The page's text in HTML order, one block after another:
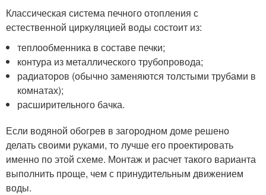
Классическая система печного отопления с
естественной циркуляцией воды состоит из:
теплообменника в составе печки;
контура из металлического трубопровода;
радиаторов (обычно заменяются толстыми трубами в
комнатах);
расширительного бачка.
Если водяной обогрев в загородном доме решено
делать своими руками, то лучше его проектировать
именно по этой схеме. Монтаж и расчет такого варианта
выполнить проще, чем с принудительным движением
воды.